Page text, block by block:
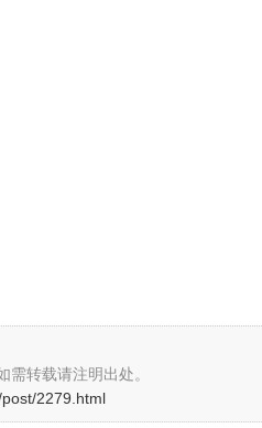
需转载请注明出处。
2279.html